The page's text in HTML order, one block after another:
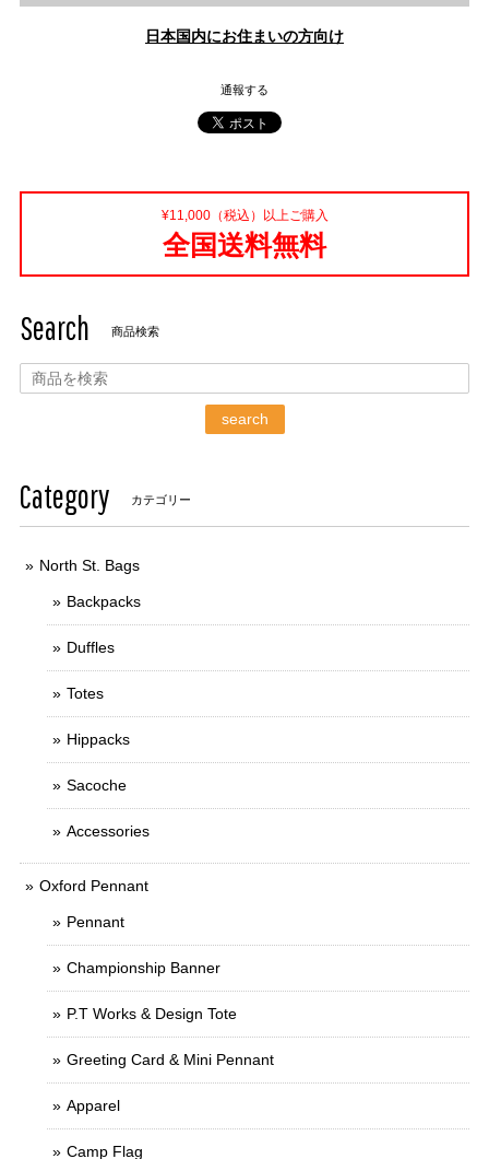
日本国内にお住まいの方向け
通報する
¥11,000（税込）以上ご購入
全国送料無料
Search 商品検索
search
Category カテゴリー
North St. Bags
Backpacks
Duffles
Totes
Hippacks
Sacoche
Accessories
Oxford Pennant
Pennant
Championship Banner
P.T Works & Design Tote
Greeting Card & Mini Pennant
Apparel
Camp Flag